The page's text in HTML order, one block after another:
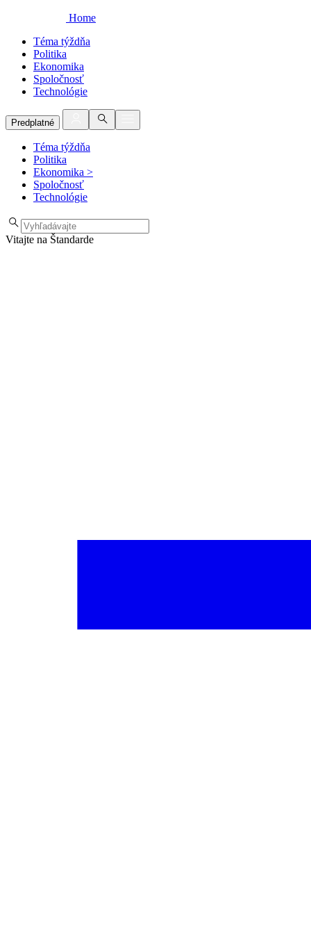
Home
Téma týždňa
Politika
Ekonomika
Spoločnosť
Technológie
Predplatné
Téma týždňa
Politika
Ekonomika >
Spoločnosť
Technológie
Vitajte na Štandarde